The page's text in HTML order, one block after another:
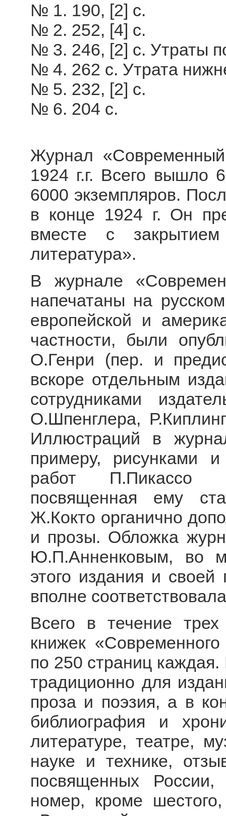
№ 1. 190, [2] с.
№ 2. 252, [4] с.
№ 3. 246, [2] c. Утраты
№ 4. 262 с. Утрата
№ 5. 232, [2] с.
№ 6. 204 с.
Журнал
1924 г.г. Всего вышло
6000 экземпляров.
в конце 1924 г. Он
вместе с закрытием
литература».
В журнале
напечатаны на
европейской и
частности, были
О.Генри (пер. и
вскоре отдельным
сотрудниками
О.Шпенглера,
Иллюстраций в
примеру, рисунками
работ П.Пикассо
посвященная ему
Ж.Кокто органично
и прозы. Обложка
Ю.П.Анненковым, во
этого издания и
вполне
Всего в течение
книжек
по 250 страниц
традиционно для
проза и поэзия, а в
библиография и
литературе, театре,
науке и технике,
посвященных
номер, кроме